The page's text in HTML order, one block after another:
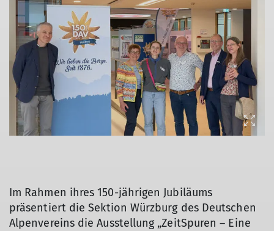
Im Rahmen ihres 150-jährigen Jubiläums
präsentiert die Sektion Würzburg des Deutschen
Alpenvereins die Ausstellung „ZeitSpuren – Eine